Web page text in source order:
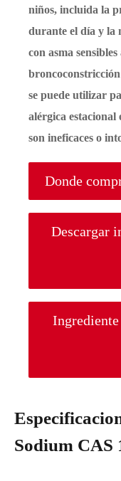
niños, incluida la
durante el día y la
con asma
se puede utilizar
alérgica estacional
son ineficaces o
Donde
Descargar
Sodium CAS